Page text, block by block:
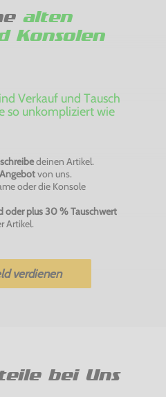
alten
Konsolen
Verkauf und Tausch
so unkompliziert wie
deinen Artikel.
von uns.
oder die Konsole
oder plus 30 % Tauschwert
Artikel.
verdienen
bei Uns